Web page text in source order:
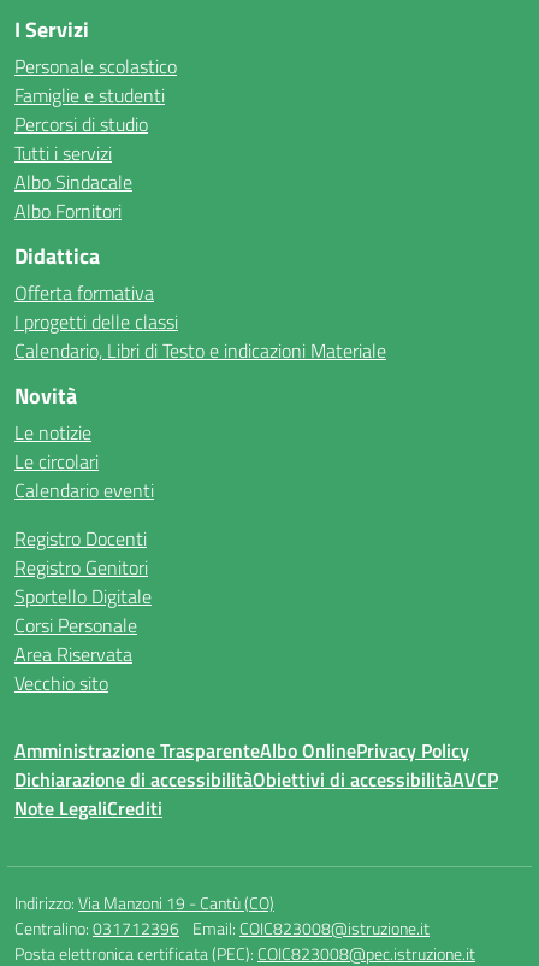
I Servizi
Personale scolastico
Famiglie e studenti
Percorsi di studio
Tutti i servizi
Albo Sindacale
Albo Fornitori
Didattica
Offerta formativa
I progetti delle classi
Calendario, Libri di Testo e indicazioni Materiale
Novità
Le notizie
Le circolari
Calendario eventi
Registro Docenti
Registro Genitori
Sportello Digitale
Corsi Personale
Area Riservata
Vecchio sito
Amministrazione TrasparenteAlbo OnlinePrivacy Policy
Dichiarazione di accessibilitàObiettivi di accessibilitàAVCP
Note LegaliCrediti
Indirizzo:Via Manzoni 19 - Cantù (CO)
Centralino:031712396 Email: COIC823008@istruzione.it
Posta elettronica certificata (PEC): COIC823008@pec.istruzione.it